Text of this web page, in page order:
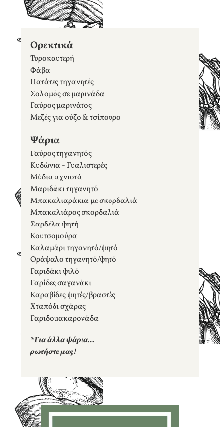
Ορεκτικά
Τυροκαυτερή
Φάβα
Πατάτες τηγανητές
Σολομός σε μαρινάδα
Γαύρος μαρινάτος
Μεζές για ούζο & τσίπουρο
Ψάρια
Γαύρος τηγανητός
Κυδώνια - Γυαλιστερές
Μύδια αχνιστά
Μαριδάκι τηγανητό
Μπακαλιαράκια με σκορδαλιά
Μπακαλιάρος σκορδαλιά
Σαρδέλα ψητή
Κουτσομούρα
Καλαμάρι τηγανητό/ψητό
Θράψαλο τηγανητό/ψητό
Γαριδάκι ψιλό
Γαρίδες σαγανάκι
Καραβίδες ψητές/βραστές
Χταπόδι σχάρας
Γαριδομακαρονάδα
*Για άλλα ψάρια…
​​ρωτήστε μας!